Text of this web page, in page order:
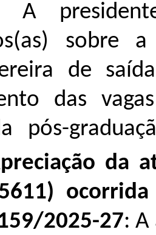
A
sobre
de
das
pós-
da
) ocorrida
2025-27: A